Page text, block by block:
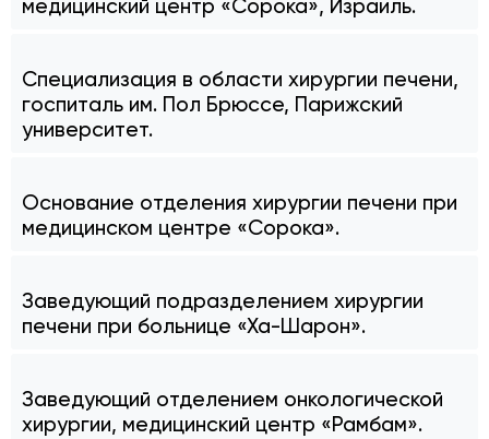
медицинский центр «Сорока», Израиль.
Специализация в области хирургии печени,
госпиталь им. Пол Брюссе, Парижский
университет.
Основание отделения хирургии печени при
медицинском центре «Сорока».
Заведующий подразделением хирургии
печени при больнице «Ха-Шарон».
Заведующий отделением онкологической
хирургии, медицинский центр «Рамбам».